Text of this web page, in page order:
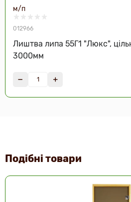
012966
Лиштва липа 55Г1 "Люкс",
3000мм
м/п
Подібні товари